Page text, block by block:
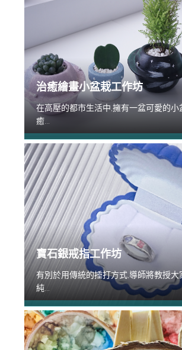
治癒繪畫小盆栽工作坊
在高壓的都市生活中,擁有一盆可愛的小
癒...
寶石銀戒指工作坊
有別於用傳統的捶打方式,導師將教授大
純...